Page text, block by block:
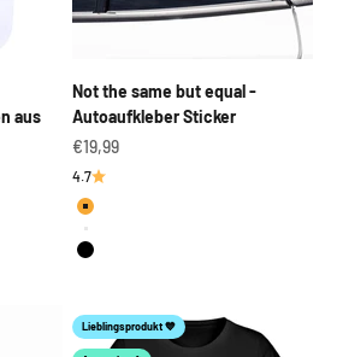
aus
Not the same but equal -
Autoaufkleber Sticker
Angebot
€19,99
4.7
Gelb
Weiß
Schwarz
Lieblingsprodukt 💙